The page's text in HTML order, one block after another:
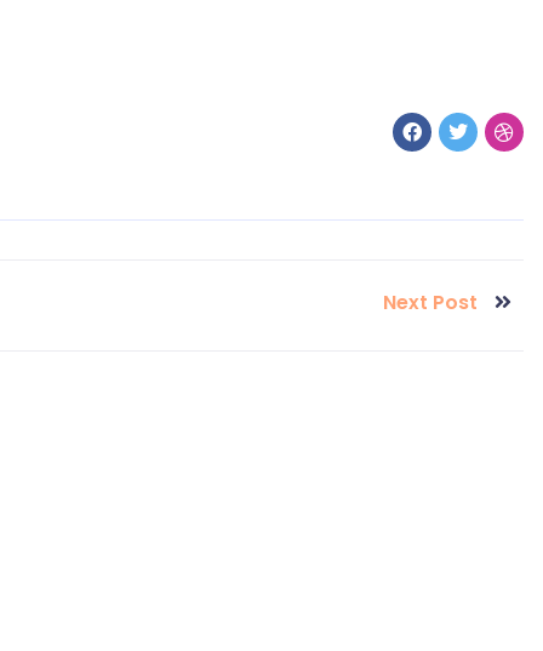
Next Post